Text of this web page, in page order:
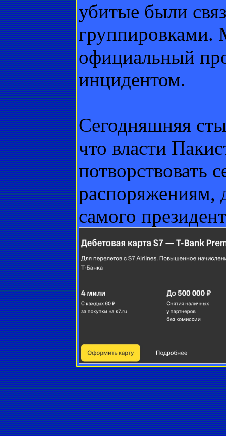
убитые были
группировками.
официальный
инцидентом.
Сегодняшняя
что власти
потворствовать
распоряжениям,
самого